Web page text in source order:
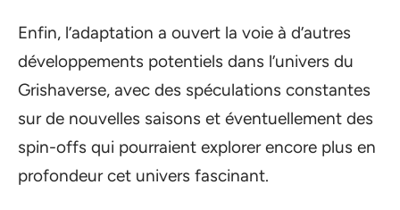
Enfin, l’adaptation a ouvert la voie à d’autres
développements potentiels dans l’univers du
Grishaverse, avec des spéculations constantes
sur de nouvelles saisons et éventuellement des
spin-offs qui pourraient explorer encore plus en
profondeur cet univers fascinant.